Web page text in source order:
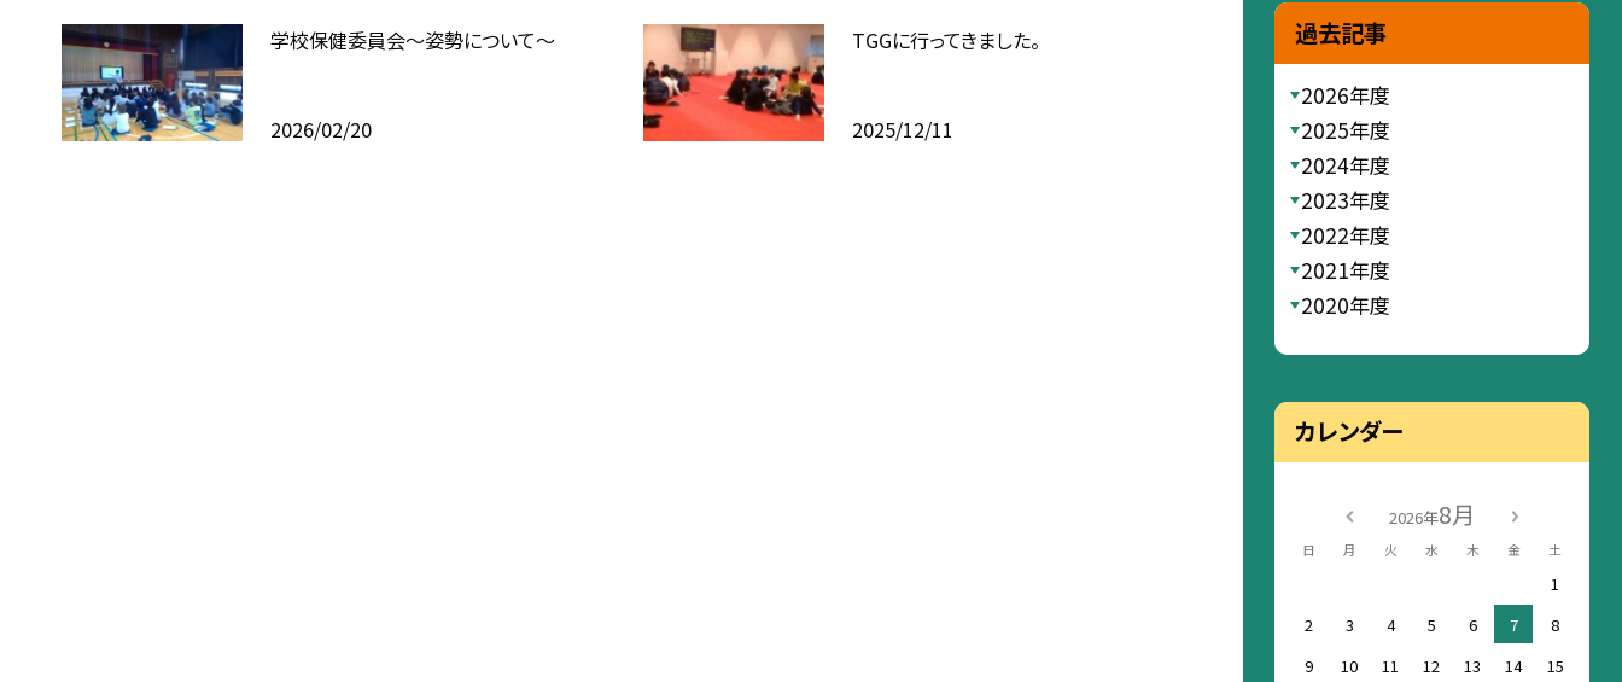
学校保健委員会～姿勢について～
2026/02/20
TGGに行ってきました。
2025/12/11
過去記事
2026年度
2025年度
2024年度
2023年度
2022年度
2021年度
2020年度
カレンダー
2026年8月
日 月 火 水 木 金 土
1
2
3 4 5 6 7
8
9
10 11 12 13 14
15